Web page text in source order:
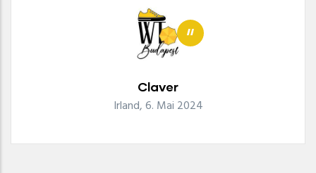
"
Claver
Irland, 6. Mai 2024